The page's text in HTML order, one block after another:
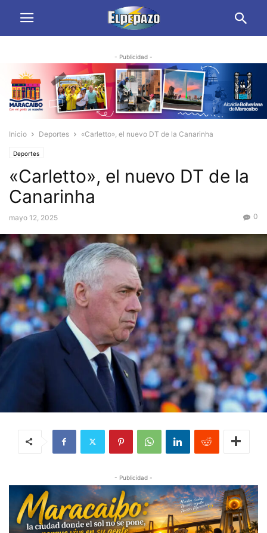
- Publicidad -
Inicio Deportes «Carletto», el nuevo DT de la Canarinha
Deportes
«Carletto», el nuevo DT de la
Canarinha
mayo 12, 2025 0
- Publicidad -